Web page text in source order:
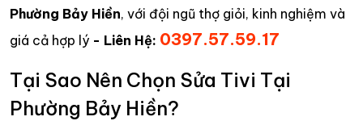
Phường Bảy Hiền, với đội ngũ thợ giỏi, kinh nghiệm và
giá cả hợp lý - Liên Hệ: 0397.57.59.17
Tại Sao Nên Chọn Sửa Tivi Tại
Phường Bảy Hiền?